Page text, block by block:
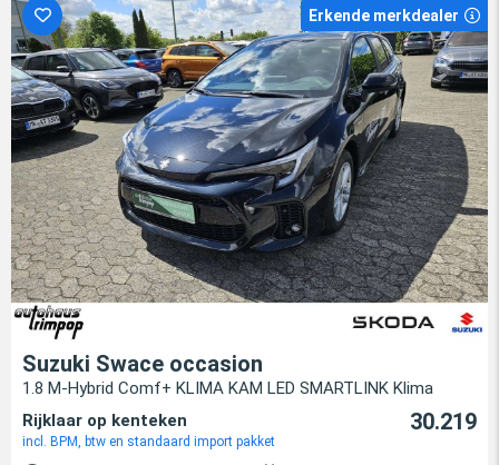
Erkende merkdealer
Suzuki Swace occasion
1.8 M-Hybrid Comf+ KLIMA KAM LED SMARTLINK Klima
Rijklaar op kenteken
incl. BPM, btw en standaard import pakket
30.219